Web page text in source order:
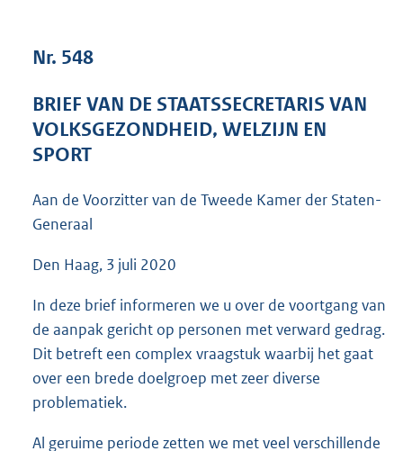
e
:
b
Nr. 548
BRIEF VAN DE STAATSSECRETARIS VAN
VOLKSGEZONDHEID, WELZIJN EN
SPORT
Aan de Voorzitter van de Tweede Kamer der Staten-
Generaal
Den Haag, 3 juli 2020
In deze brief informeren we u over de voortgang van
de aanpak gericht op personen met verward gedrag.
Dit betreft een complex vraagstuk waarbij het gaat
over een brede doelgroep met zeer diverse
problematiek.
Al geruime periode zetten we met veel verschillende